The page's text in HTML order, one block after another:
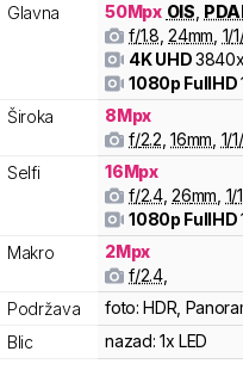
Glavna
50Mpx OIS
f/1.8 24mm 1/
4K UHD
1080p FullHD
Široka
8Mpx
f/2.2 16mm 1/
Selfi
16Mpx
f/2.4, 26mm 1/
1080p FullHD
Makro
2Mpx
f/2.4,
Podržava
foto: HDR,
Blic
nazad: 1x LED